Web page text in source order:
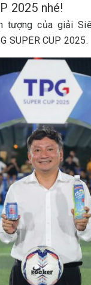
2025 nhé!
tượng của giải
SUPER CUP 2025.